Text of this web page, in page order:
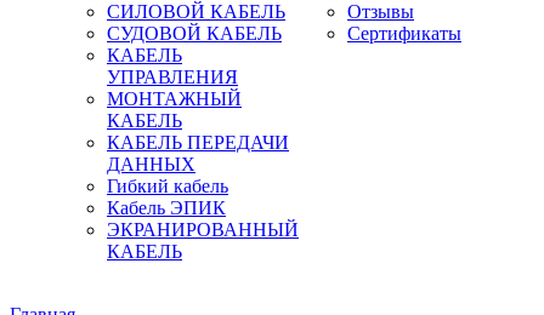
СИЛОВОЙ КАБЕЛЬ
СУДОВОЙ КАБЕЛЬ
КАБЕЛЬ
УПРАВЛЕНИЯ
МОНТАЖНЫЙ
КАБЕЛЬ
КАБЕЛЬ ПЕРЕДАЧИ
ДАННЫХ
Гибкий кабель
Кабель ЭПИК
ЭКРАНИРОВАННЫЙ
КАБЕЛЬ
Отзывы
Сертификаты